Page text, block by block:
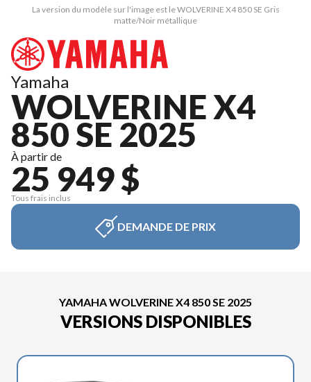
La version du modèle sur l'image est le WOLVERINE X4 850 SE Gris
matte/Noir métallique
Yamaha
WOLVERINE X4
850 SE 2025
À partir de
25 949 $
Tous frais inclus
DEMANDE DE PRIX
YAMAHA WOLVERINE X4 850 SE 2025
VERSIONS DISPONIBLES